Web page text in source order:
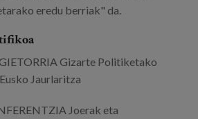
eredu berriak" da.
Gizarte Politiketako
Jaurlaritza
Joerak eta